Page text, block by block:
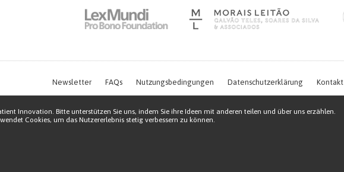
Newsletter FAQs Nutzungsbedingungen Datenschutzerklärung Kontakt
Innovation. Bitte unterstützen Sie uns, indem Sie ihre Ideen mit anderen teilen und über uns erzählen.
Cookies, um das Nutzererlebnis stetig verbessern zu können.